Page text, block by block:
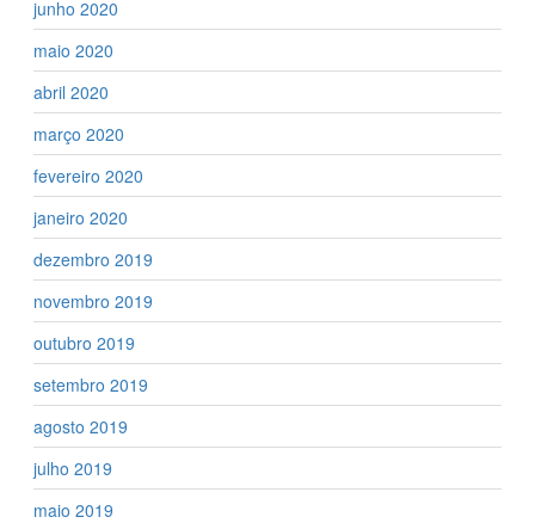
junho 2020
maio 2020
abril 2020
março 2020
fevereiro 2020
janeiro 2020
dezembro 2019
novembro 2019
outubro 2019
setembro 2019
agosto 2019
julho 2019
maio 2019